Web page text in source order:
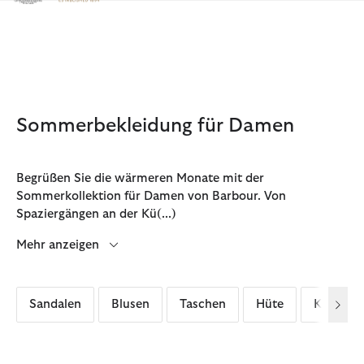
Klicken Sie hier, um unsere Barrierefreiheitserklärung
Sommerbekleidung für Damen
Begrüßen Sie die wärmeren Monate mit der
Sommerkollektion für Damen von Barbour. Von
Spaziergängen an der Kü(...)
Mehr anzeigen
Sandalen Blusen Taschen Hüte Kleider